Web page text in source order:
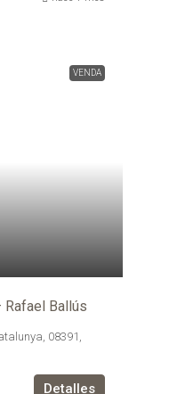
VENDA
Rafael Ballús
08391,
Detalles